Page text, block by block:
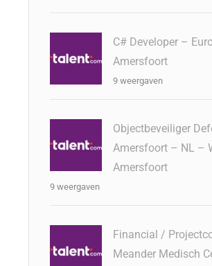
C# Developer –
Amersfoort
9 weergaven
Objectbeveiliger
Amersfoort – NL –
Amersfoort
9 weergaven
Financial /
Meander Medisch